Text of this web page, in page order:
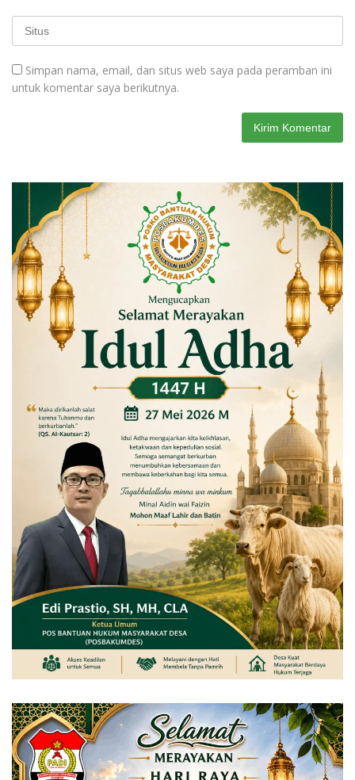
Simpan nama, email, dan situs web saya pada peramban ini
untuk komentar saya berikutnya.